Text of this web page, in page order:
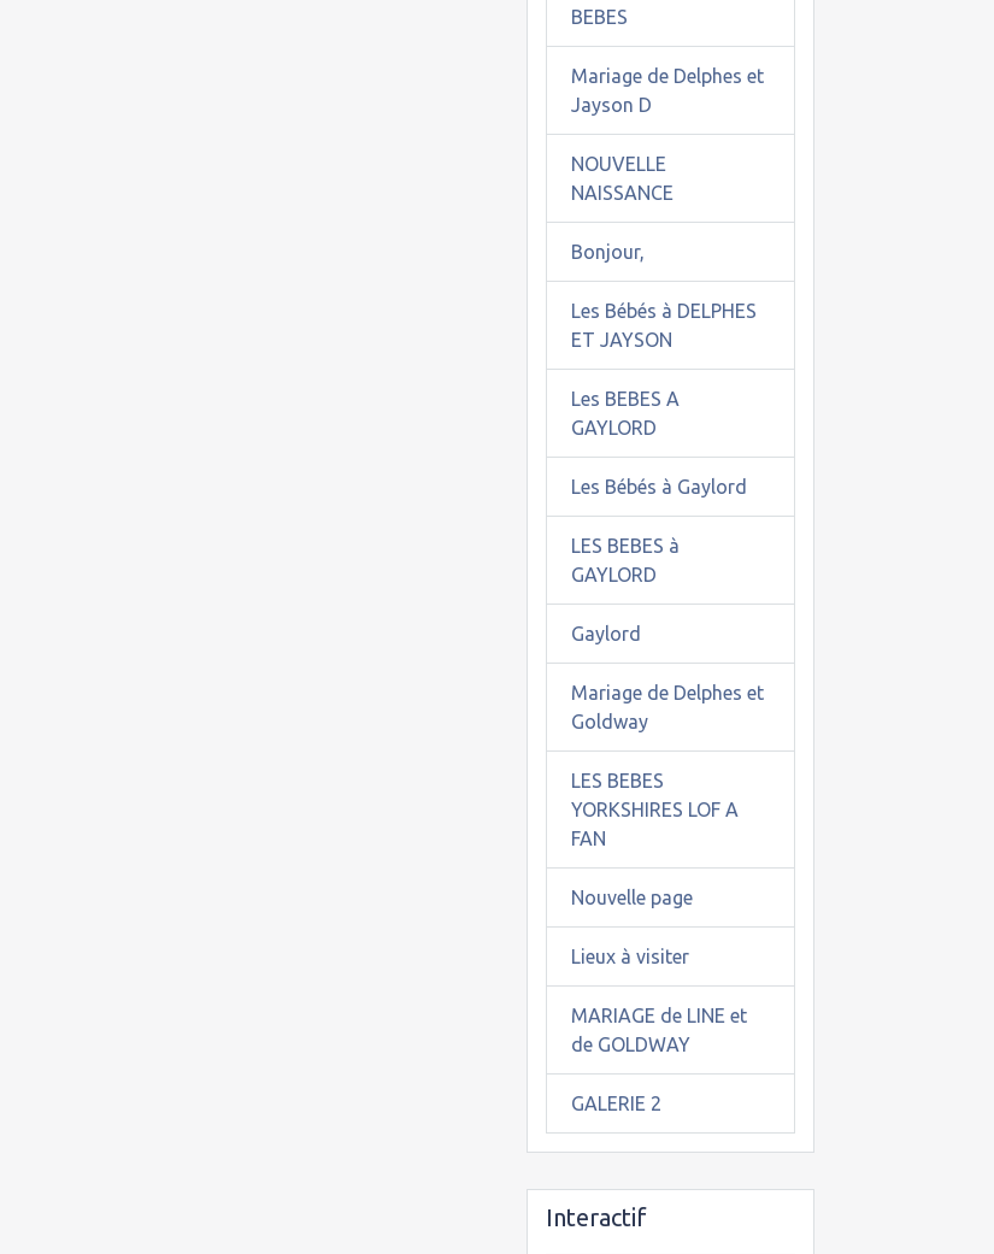
BEBES
Mariage de Delphes et
Jayson D
NOUVELLE
NAISSANCE
Bonjour,
Les Bébés à DELPHES
ET JAYSON
Les BEBES A
GAYLORD
Les Bébés à Gaylord
LES BEBES à
GAYLORD
Gaylord
Mariage de Delphes et
Goldway
LES BEBES
YORKSHIRES LOF A
FAN
Nouvelle page
Lieux à visiter
MARIAGE de LINE et
de GOLDWAY
GALERIE 2
Interactif